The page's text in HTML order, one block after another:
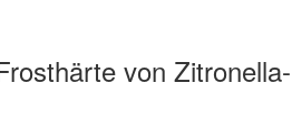
von Zitronella-